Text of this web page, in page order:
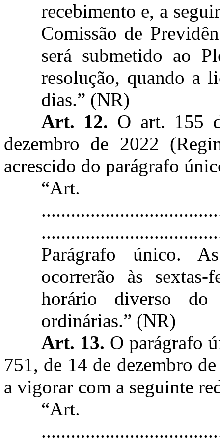
recebimento e, a
Comissão de
será submetido ao
resolução, quando a
dias.” (NR)
Art. 12. O art. 155
dezembro de 2022
acrescido do parágrafo
Parágrafo único.
ocorrerão às
horário diverso do
ordinárias.” (NR)
Art. 13. O parágrafo
751, de 14 de dezembro
a vigorar com a seguinte